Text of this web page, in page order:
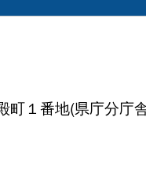
１番地(県庁分庁